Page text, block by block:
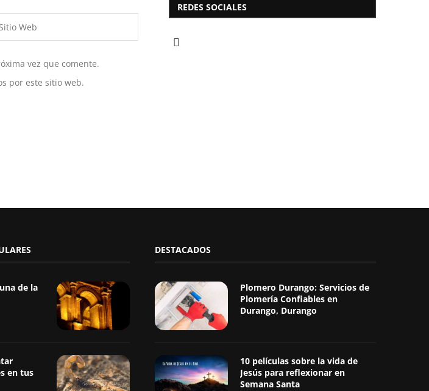
vez que comente.
por este sitio web.
REDES SOCIALES
de la
en tus
DESTACADOS
Plomero Durango: Servicios de
Plomería Confiables en
Durango, Durango
10 películas sobre la vida de
Jesús para reflexionar en
Semana Santa